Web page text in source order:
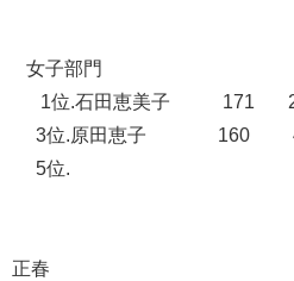
女子部門
1位.石田恵美子 171
3位.原田恵子 160 4
5位.
審判 原
正春